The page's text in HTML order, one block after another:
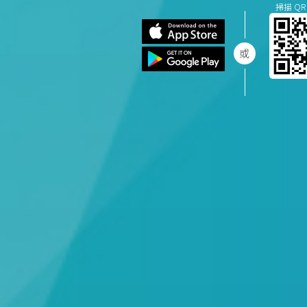
掃描